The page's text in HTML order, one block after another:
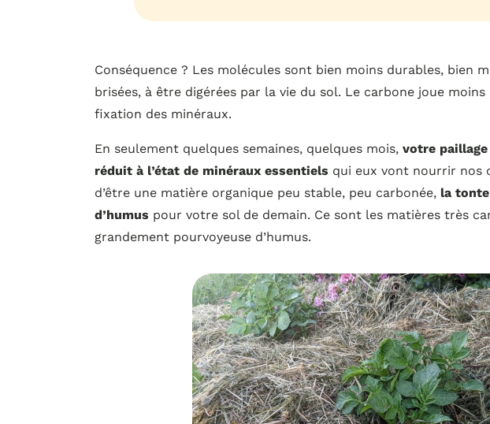
Conséquence ? Les molécules sont bien moins durables, bien
brisées, à être digérées par la vie du sol. Le carbone joue
fixation des minéraux.
En seulement quelques semaines, quelques mois, votre
réduit à l’état de minéraux essentiels qui eux vont nourrir nos
d’être une matière organique peu stable, peu carbonée, la tonte
d’humus pour votre sol de demain. Ce sont les matières très
grandement pourvoyeuse d’humus.